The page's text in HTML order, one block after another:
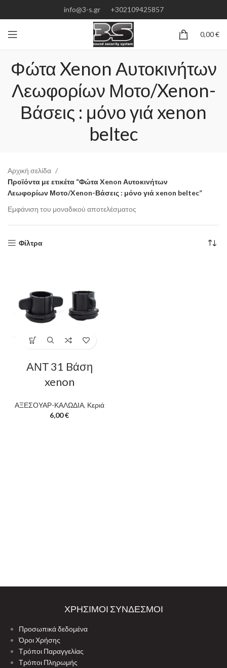
info@3-s.gr +302109425857
0,00€
Φώτα Xenon Αυτοκινήτων
Λεωφορίων Μοτο/Xenon-
Βάσεις : μόνο γιά xenon
beltec
Αρχική σελίδα
Προϊόντα με ετικέτα “Φώτα Xenon Αυτοκινήτων
Λεωφορίων Μοτο/Xenon-Βάσεις : μόνο γιά xenon beltec”
Εμφάνιση του μοναδικού αποτελέσματος
Φίλτρα
ΑΝΤ 31 Bάση
xenon
ΑΞΕΣΟΥΑΡ-ΚΑΛΩΔΙΑ, Κεριά
6,00€
ΧΡΗΣΙΜΟΙ ΣΥΝΔΕΣΜΟΙ
Προσωπικά δεδομένα
Όροι Χρήσης
Τρόποι Παραγγελίας
Τρόποι Πληρωμής